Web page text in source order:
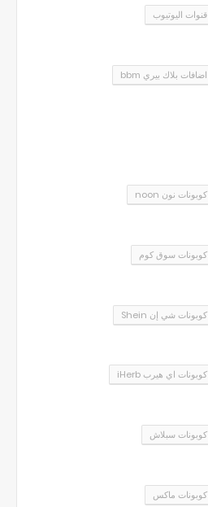
قنوات اليوتيوب
اضافات بلاك بيري bbm
كوبونات نون noon
كوبونات سوق كوم
كوبونات شي إن Shein
كوبونات اي هيرب iHerb
كوبونات سبلاش
كوبونات ماكس